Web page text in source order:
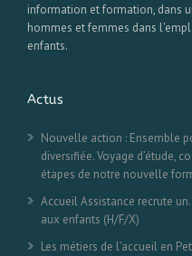
information et formation, dans
hommes et femmes dans
enfants.
Actus
Nouvelle action : Ensemble
diversifiée. Voyage d’étude,
étapes de notre nouvelle
Accueil Assistance recrute
aux enfants (H/F/X)
Les métiers de l’accueil en